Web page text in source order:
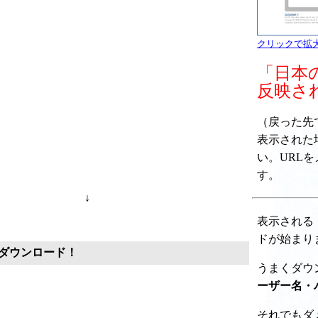
クリックで拡
「日
反映さ
（戻った
表示された
い。URLを
す。
↓
ウンロード！
表示される
ドが始ま
うまくダ
ーザー名・
それでもダ